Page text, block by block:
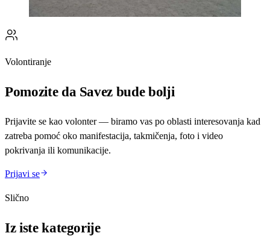
Volontiranje
Pomozite da Savez bude bolji
Prijavite se kao volonter — biramo vas po oblasti interesovanja kad
zatreba pomoć oko manifestacija, takmičenja, foto i video
pokrivanja ili komunikacije.
Prijavi se
Slično
Iz istekategorije